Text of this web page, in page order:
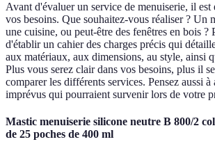
Avant d'évaluer un service de menuiserie, il est
vos besoins. Que souhaitez-vous réaliser ? Un
une cuisine, ou peut-être des fenêtres en bois ?
d'établir un cahier des charges précis qui
aux matériaux, aux dimensions, au style, ainsi
Plus vous serez clair dans vos besoins, plus il
comparer les différents services. Pensez aussi à
imprévus qui pourraient survenir lors de votre
Mastic menuiserie silicone neutre B 800/2
de 25 poches de 400 ml